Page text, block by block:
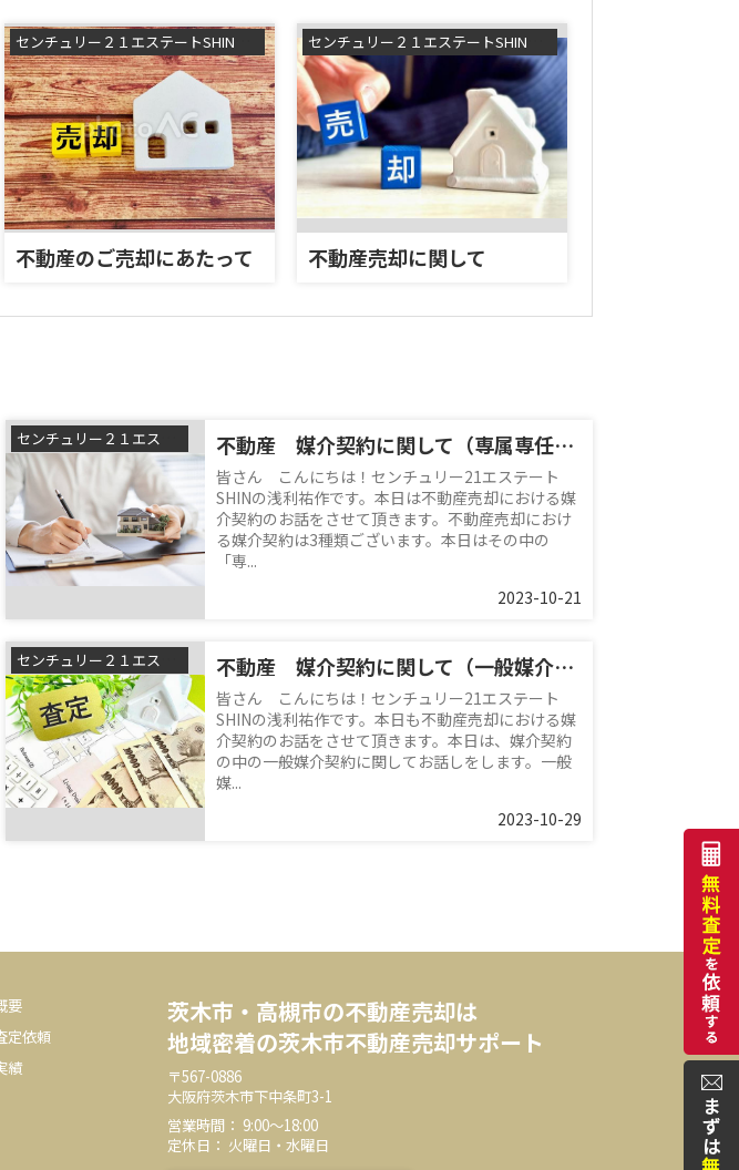
不動産のご売却にあたって 不動産売却に関して
不動産 媒介契約に関して（専属専任媒介契約）
皆さん こんにちは！センチュリー21エステート
SHINの浅利祐作です。本日は不動産売却における媒
介契約のお話をさせて頂きます。不動産売却におけ
る媒介契約は3種類ございます。本日はその中の
「専...
2023-10-21
不動産 媒介契約に関して（一般媒介契約）
皆さん こんにちは！センチュリー21エステート
SHINの浅利祐作です。本日も不動産売却における媒
介契約のお話をさせて頂きます。本日は、媒介契約
の中の一般媒介契約に関してお話しをします。一般
媒...
2023-10-29
要
定依頼
績
茨木市・高槻市の不動産売却は
地域密着の茨木市不動産売却サポート
〒567-0886
大阪府茨木市下中条町3-1
営業時間： 9:00～18:00
定休日： 火曜日・水曜日